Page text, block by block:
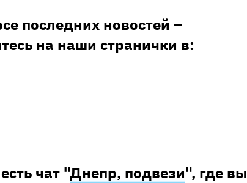
последних новостей –
на наши странички в:
чат "Днепр, подвези", где вы